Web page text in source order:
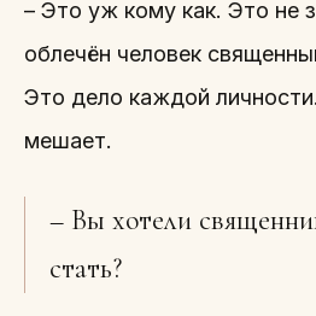
– Это уж кому как. Это не
облечён человек
Это дело каждой
мешает.
– Вы хотели
стать?